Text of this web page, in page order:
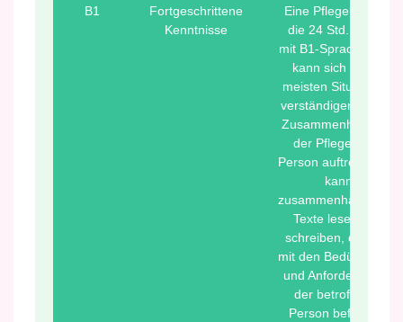
B1
Fortgeschrittene
Kenntnisse
Eine Pflegekraft für
die 24 Std. Pflege
mit B1-Sprachniveau
kann sich in den
meisten Situationen
verständigen, die im
Zusammenhang mit
der Pflege einer
Person auftreten. Sie
kann
zusammenhängende
Texte lesen und
schreiben, die sich
mit den Bedürfnissen
und Anforderungen
der betroffenen
Person befassen.